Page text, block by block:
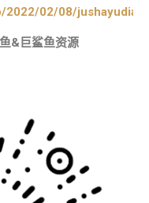
2022/02/08/
&巨鲨鱼资源